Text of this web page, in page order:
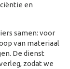
en
samen: voor
van materiaal
De dienst
zodat we